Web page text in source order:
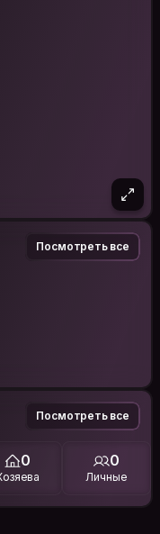
Посмотреть все
Посмотреть все
0 0
Личные